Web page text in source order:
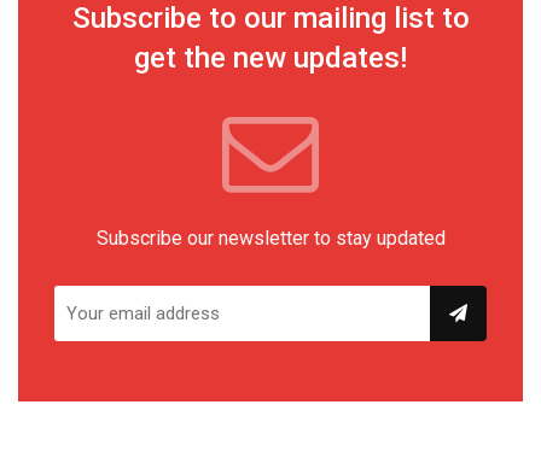
Subscribe to our mailing list to
get the new updates!
Subscribe our newsletter to stay updated